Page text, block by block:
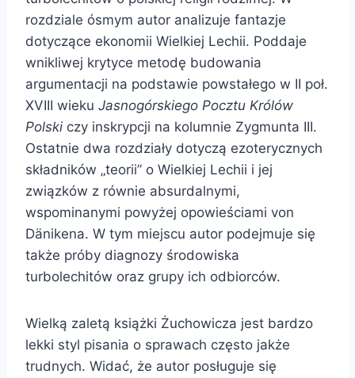
rozdziale ósmym autor analizuje fantazje
dotyczące ekonomii Wielkiej Lechii. Poddaje
wnikliwej krytyce metodę budowania
argumentacji na podstawie powstałego w II poł.
XVIII wieku Jasnogórskiego Pocztu Królów
Polski czy inskrypcji na kolumnie Zygmunta III.
Ostatnie dwa rozdziały dotyczą ezoterycznych
składników „teorii” o Wielkiej Lechii i jej
związków z równie absurdalnymi,
wspominanymi powyżej opowieściami von
Dänikena. W tym miejscu autor podejmuje się
także próby diagnozy środowiska
turbolechitów oraz grupy ich odbiorców.
Wielką zaletą książki Żuchowicza jest bardzo
lekki styl pisania o sprawach często jakże
trudnych. Widać, że autor posługuje się